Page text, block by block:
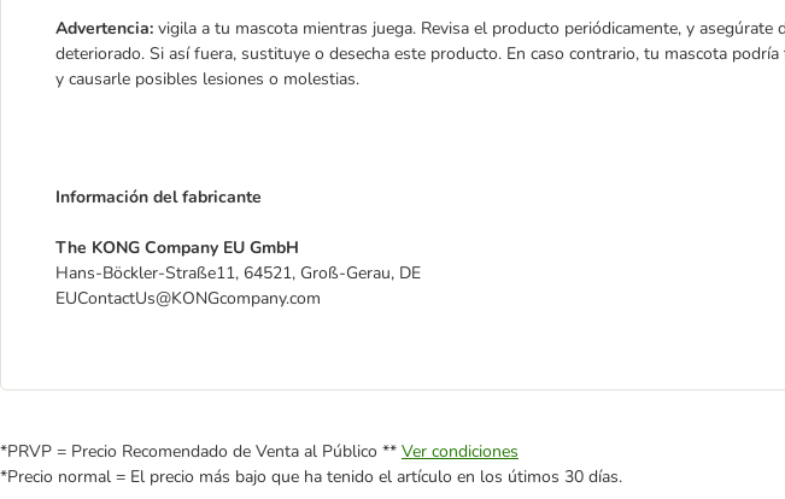
Advertencia: vigila a tu mascota mientras juega. Revisa el producto periódicamente, y asegúrate
deteriorado. Si así fuera, sustituye o desecha este producto. En caso contrario, tu mascota
y causarle posibles lesiones o molestias.
Información del fabricante
The KONG Company EU GmbH
Hans-Böckler-Straße11, 64521, Groß-Gerau, DE
EUContactUs@KONGcompany.com
*PRVP = Precio Recomendado de Venta al Público ** Ver condiciones
*Precio normal = El precio más bajo que ha tenido el artículo en los útimos 30 días.